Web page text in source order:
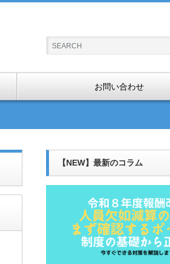
お問い合わせ
【NEW】最新のコラム